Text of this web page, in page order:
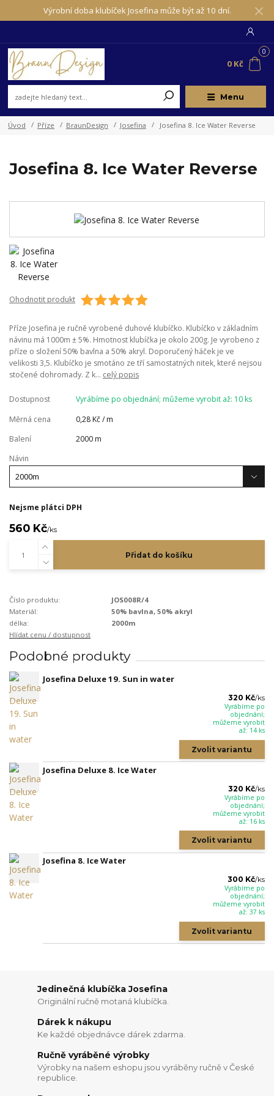
Výrobní doba klubíček Josefina může být až 10 dní.
Menu
0
0 Kč
Úvod Příze BraunDesign Josefina Josefina 8. Ice Water Reverse
Josefina 8. Ice Water Reverse
Ohodnotit produkt
Příze Josefina je ručně vyrobené duhové klubíčko. Klubíčko v základním
návinu má 1000m ± 5%. Hmotnost klubíčka je okolo 200g. Je vyrobeno z
příze o složení 50% bavlna a 50% akryl. Doporučený háček je ve
velikosti 3,5. Klubíčko je smotáno ze tří samostatných nitek, které nejsou
stočené dohromady. Z k... celý popis
Dostupnost
Vyrábíme po objednání; můžeme vyrobit až: 10 ks
Měrná cena
0,28 Kč / m
Balení
2000 m
Návin
Nejsme plátci DPH
560 Kč/ks
Přidat do košíku
Číslo produktu:
JOS008R/4
Materiál:
50% bavlna, 50% akryl
délka:
2000m
Hlídat cenu / dostupnost
Podobné produkty
Josefina Deluxe 19. Sun in water
320 Kč/ks
Vyrábíme po
objednání;
můžeme vyrobit
až: 14 ks
Zvolit variantu
Josefina Deluxe 8. Ice Water
320 Kč/ks
Vyrábíme po
objednání;
můžeme vyrobit
až: 16 ks
Zvolit variantu
Josefina 8. Ice Water
300 Kč/ks
Vyrábíme po
objednání;
můžeme vyrobit
až: 37 ks
Zvolit variantu
Jedinečná klubíčka Josefina
Originální ručně motaná klubíčka.
Dárek k nákupu
Ke každé objednávce dárek zdarma.
Ručně vyráběné výrobky
Výrobky na našem eshopu jsou vyráběny ručně v České
republice.